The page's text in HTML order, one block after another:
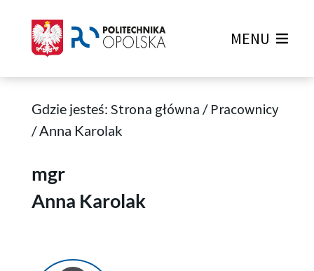
MENU
Gdzie jesteś: Strona główna / Pracownicy
/Anna Karolak
mgr
Anna Karolak